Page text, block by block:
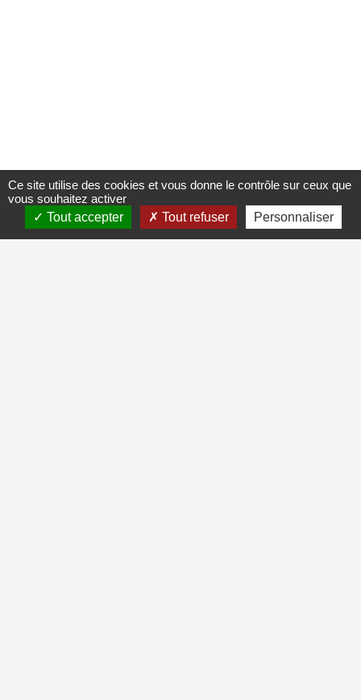
Ce site utilise des cookies et vous donne le contrôle sur ceux que
vous souhaitez activer
Tout accepter
Tout refuser Personnaliser